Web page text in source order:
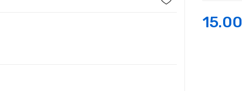
15.00